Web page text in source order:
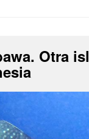
Otra